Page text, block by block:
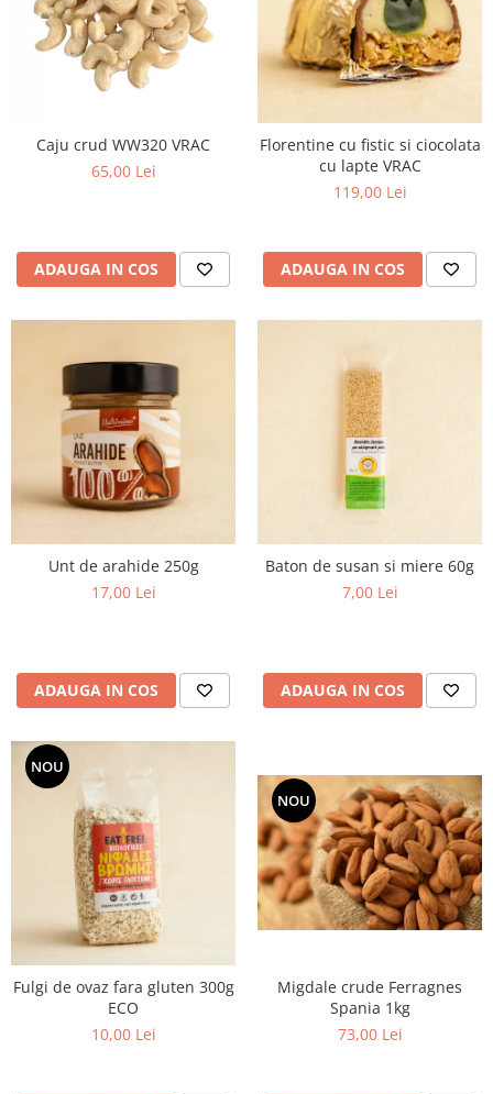
PASTE
CREME ȘI PASTE TARTINABILE
CONDIMENTE
CEAIURI GRECEȘTI
HEALTHY SNACKS
SUPERALIMENTE
PRODUSE ECO / ORGANICE
REMEDII NATURISTE
TOATE PRODUSELE
Caju crud WW320 VRAC
65,00 Lei
ADAUGA IN COS
Florentine cu fistic si ciocolata
cu lapte VRAC
119,00 Lei
ADAUGA IN COS
Unt de arahide 250g
17,00 Lei
ADAUGA IN COS
Baton de susan si miere 60g
7,00 Lei
ADAUGA IN COS
NOU
Fulgi de ovaz fara gluten 300g
ECO
10,00 Lei
NOU
Migdale crude Ferragnes
Spania 1kg
73,00 Lei